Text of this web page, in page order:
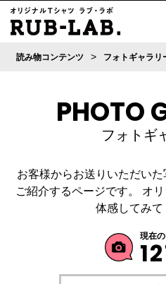
読み物コンテンツ > フォトギャラリ
PHOTO
フォトギ
お客様からお送りいただい
ご紹介するページです。
オ
体感してみて
現在